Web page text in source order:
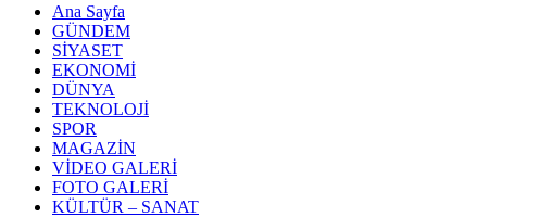
Ana Sayfa
GÜNDEM
SİYASET
EKONOMİ
DÜNYA
TEKNOLOJİ
SPOR
MAGAZİN
VİDEO GALERİ
FOTO GALERİ
KÜLTÜR – SANAT